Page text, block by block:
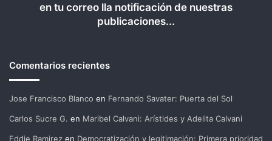
en tu correo lla notificación de nuestras
publicaciones...
Comentarios recientes
Jose Francisco Blanco en Fernando Savater: Puerta del Sol
Carlos Sucre G. en Maribel Calvani: Arístides y Adelita Calvani
Eddie Ramirez en Democratización y legitimación: Primera prioridad